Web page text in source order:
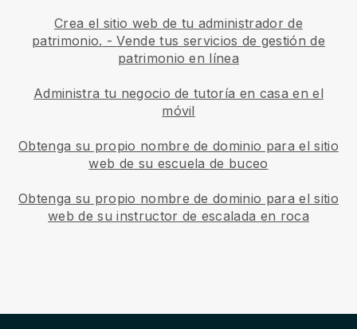
Crea el sitio web de tu administrador de
patrimonio. -Vende tus servicios de gestión de
patrimonio en línea
Administra tu negocio de tutoría en casa en el
móvil
Obtenga su propio nombre de dominio para el sitio
web de su escuela de buceo
Obtenga su propio nombre de dominio para el sitio
web de su instructor de escalada en roca